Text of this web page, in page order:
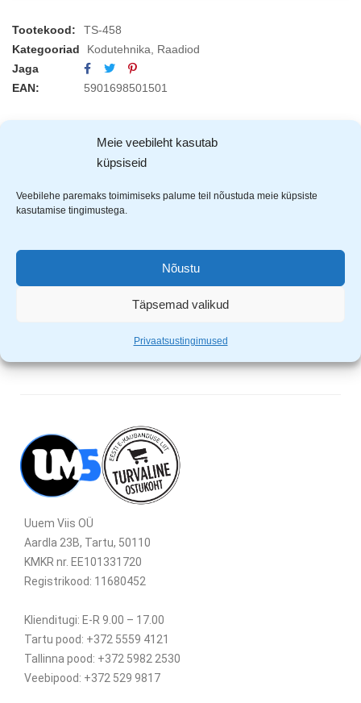
Meie veebileht kasutab
küpsiseid
Veebilehe paremaks toimimiseks palume teil nõustuda meie küpsiste
kasutamise tingimustega.
Nõustu
Täpsemad valikud
Privaatsustingimused
Tootekood:
TS-458
Kategooriad
Kodutehnika
Raadiod
Jaga
EAN:
5901698501501
ARVUSTUSED (0)
Tiross
2x R20 patareid (pakendiga kaasas)
teleskoopiline antenn
Uuem Viis OÜ
Aardla 23B, Tartu, 50110
KMKR nr. EE101331720
Registrikood: 11680452
Klienditugi: E-R 9.00 – 17.00
Tartu pood: +372 5559 4121
Tallinna pood: +372 5982 2530
Veebipood: +372 529 9817